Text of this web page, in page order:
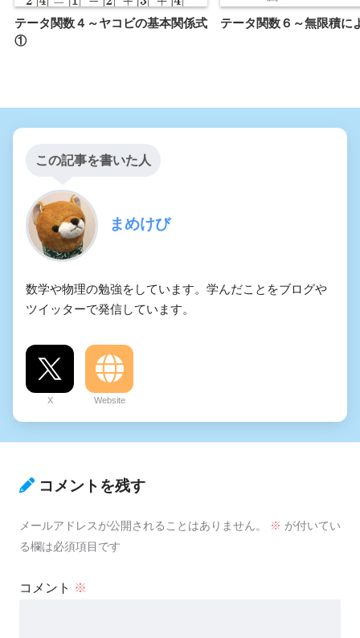
テータ関数４～ヤコビの基本関係式
①
テータ関数６～無限積に
この記事を書いた人
まめけび
数学や物理の勉強をしています。学んだことをブログや
ツイッターで発信しています。
X Website
コメントを残す
メールアドレスが公開されることはありません。 ※ が付いてい
る欄は必須項目です
コメント ※